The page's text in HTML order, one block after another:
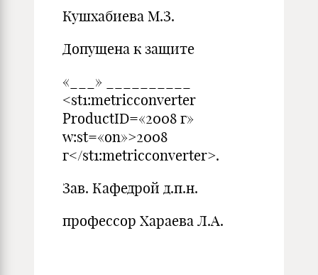
Кушхабиева М.З.
Допущена к защите
«___» __________
<st1:metricconverter
ProductID=«2008 г»
w:st=«on»>2008
г</st1:metricconverter>.
Зав. Кафедрой д.п.н.
профессор Хараева Л.А.